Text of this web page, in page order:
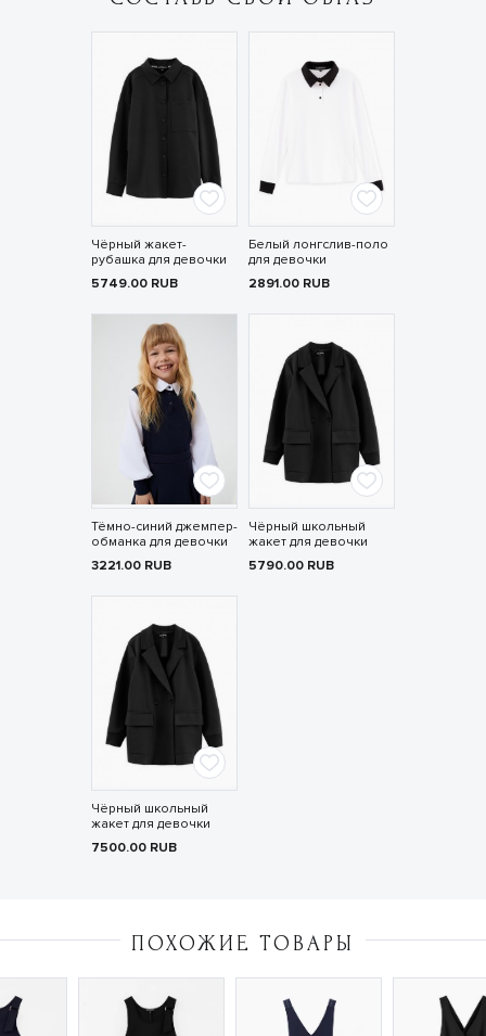
Чёрный жакет-
рубашка для девочки
5749.00 RUB
Белый лонгслив-поло
для девочки
2891.00 RUB
Тёмно-синий джемпер-
обманка для девочки
3221.00 RUB
Чёрный школьный
жакет для девочки
5790.00 RUB
Чёрный школьный
жакет для девочки
7500.00 RUB
ПОХОЖИЕ ТОВАРЫ